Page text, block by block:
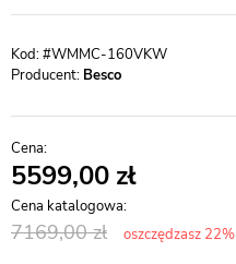
#WMMC-160VKW
Producent: Besco
5599,00
7169,00 oszczędzasz 22%